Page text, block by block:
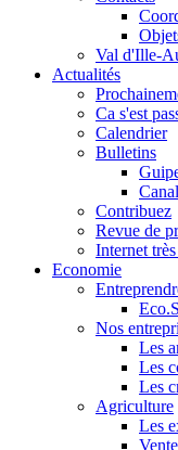
Val d'Ille-
Actualités
Ca s'est
Calendrier
Bulletins
Contribuez
Revue de
Internet
Economie
Nos
Les
Les
Les
Agriculture
Les